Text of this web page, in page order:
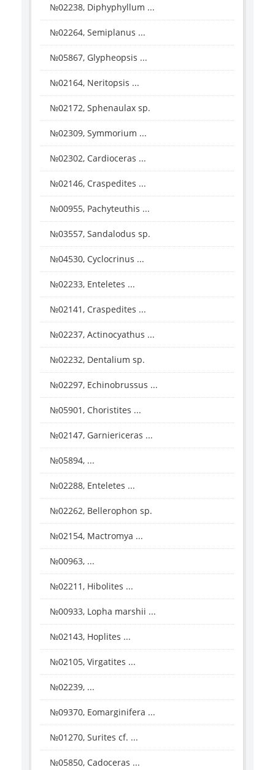
№02238, Diphyphyllum ...
№02264, Semiplanus ...
№05867, Glypheopsis ...
№02164, Neritopsis ...
№02172, Sphenaulax sp.
№02309, Symmorium ...
№02302, Cardioceras ...
№02146, Craspedites ...
№00955, Pachyteuthis ...
№03557, Sandalodus sp.
№04530, Cyclocrinus ...
№02233, Enteletes ...
№02141, Craspedites ...
№02237, Actinocyathus ...
№02232, Dentalium sp.
№02297, Echinobrussus ...
№05901, Choristites ...
№02147, Garniericeras ...
№05894, ...
№02288, Enteletes ...
№02262, Bellerophon sp.
№02154, Mactromya ...
№00963, ...
№02211, Hibolites ...
№00933, Lopha marshii ...
№02143, Hoplites ...
№02105, Virgatites ...
№02239, ...
№09370, Eomarginifera ...
№01270, Surites cf. ...
№05850, Cadoceras ...